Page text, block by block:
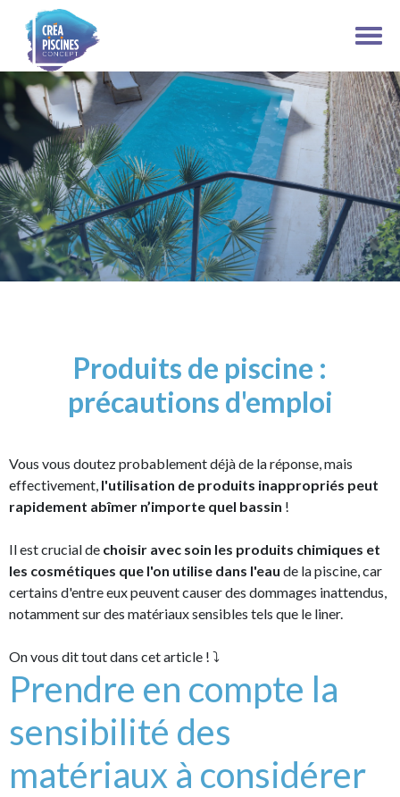
Produits de piscine :
précautions d'emploi
Vous vous doutez probablement déjà de la réponse, mais
effectivement, l'utilisation de produits inappropriés peut
rapidement abîmer n’importe quel bassin !
Il est crucial de choisir avec soin les produits chimiques et
les cosmétiques que l'on utilise dans l'eau de la piscine, car
certains d'entre eux peuvent causer des dommages inattendus,
notamment sur des matériaux sensibles tels que le liner.
On vous dit tout dans cet article ! ⤵
Prendre en compte la
sensibilité des
matériaux à considérer